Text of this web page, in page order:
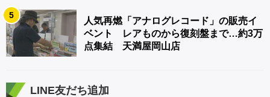
5
人気再燃「アナログレコード」の販売イ
ベント レアものから復刻盤まで…約3万
点集結 天満屋岡山店
LINE友だち追加